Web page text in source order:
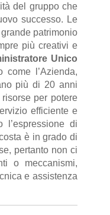
del gruppo che
successo. Le
patrimonio
più creativi e
Unico
come l’Azienda,
più di 20 anni
per potere
efficiente e
l’espressione di
è in grado di
pertanto non ci
o meccanismi,
e assistenza